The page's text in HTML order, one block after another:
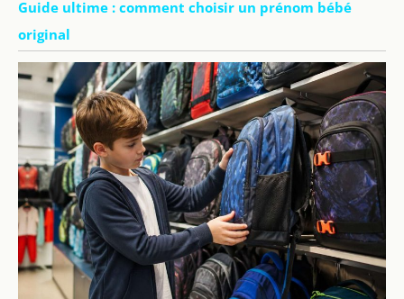
Guide ultime : comment choisir un prénom bébé
original